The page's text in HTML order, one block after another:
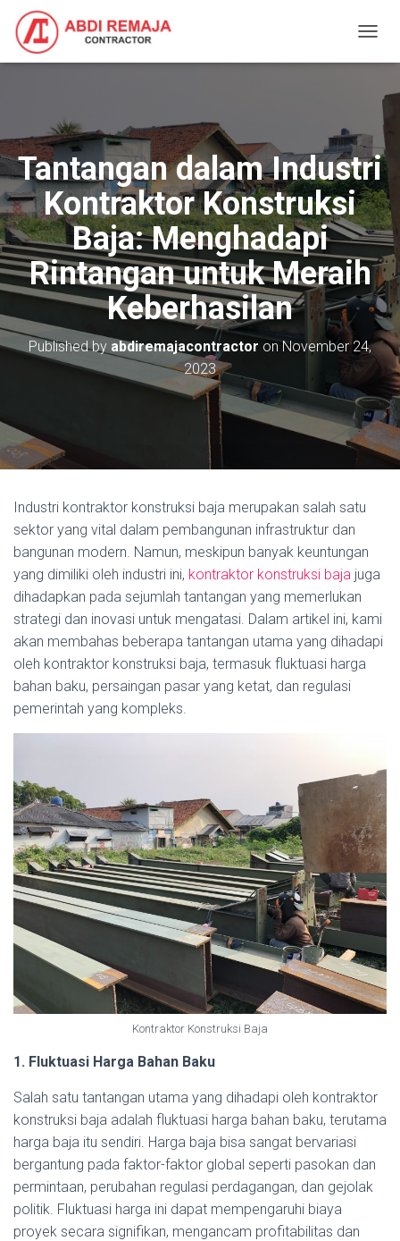
O
N
A
V
I
G
A
I
O
N
Tantangan dalam Industri
Kontraktor Konstruksi
Baja: Menghadapi
Rintangan untuk Meraih
Keberhasilan
Published by abdiremajacontractor onNovember 24,
2023
Industri kontraktor konstruksi baja merupakan salah satu
sektor yang vital dalam pembangunan infrastruktur dan
bangunan modern. Namun, meskipun banyak keuntungan
yang dimiliki oleh industri ini, kontraktor konstruksi baja juga
dihadapkan pada sejumlah tantangan yang memerlukan
strategi dan inovasi untuk mengatasi. Dalam artikel ini, kami
akan membahas beberapa tantangan utama yang dihadapi
oleh kontraktor konstruksi baja, termasuk fluktuasi harga
bahan baku, persaingan pasar yang ketat, dan regulasi
pemerintah yang kompleks.
Kontraktor Konstruksi Baja
1. Fluktuasi Harga Bahan Baku
Salah satu tantangan utama yang dihadapi oleh kontraktor
konstruksi baja adalah fluktuasi harga bahan baku, terutama
harga baja itu sendiri. Harga baja bisa sangat bervariasi
bergantung pada faktor-faktor global seperti pasokan dan
permintaan, perubahan regulasi perdagangan, dan gejolak
politik. Fluktuasi harga ini dapat mempengaruhi biaya
proyek secara signifikan, mengancam profitabilitas dan